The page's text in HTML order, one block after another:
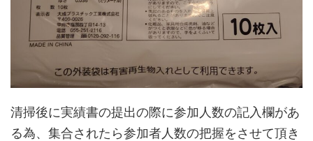
清掃後に実績書の提出の際に参加人数の記入欄があ
る為、集合されたら参加者人数の把握をさせて頂き